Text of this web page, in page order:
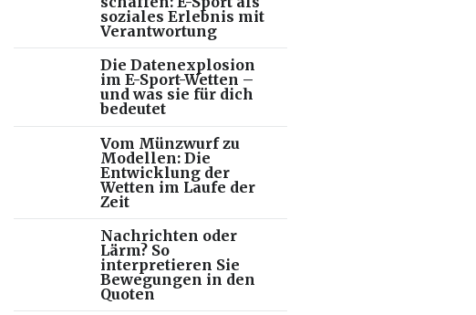
soziales Erlebnis mit
Verantwortung
Die Datenexplosion
im E-Sport-Wetten –
und was sie für dich
bedeutet
Vom Münzwurf zu
Modellen: Die
Entwicklung der
Wetten im Laufe der
Zeit
Nachrichten oder
Lärm? So
interpretieren Sie
Bewegungen in den
Quoten